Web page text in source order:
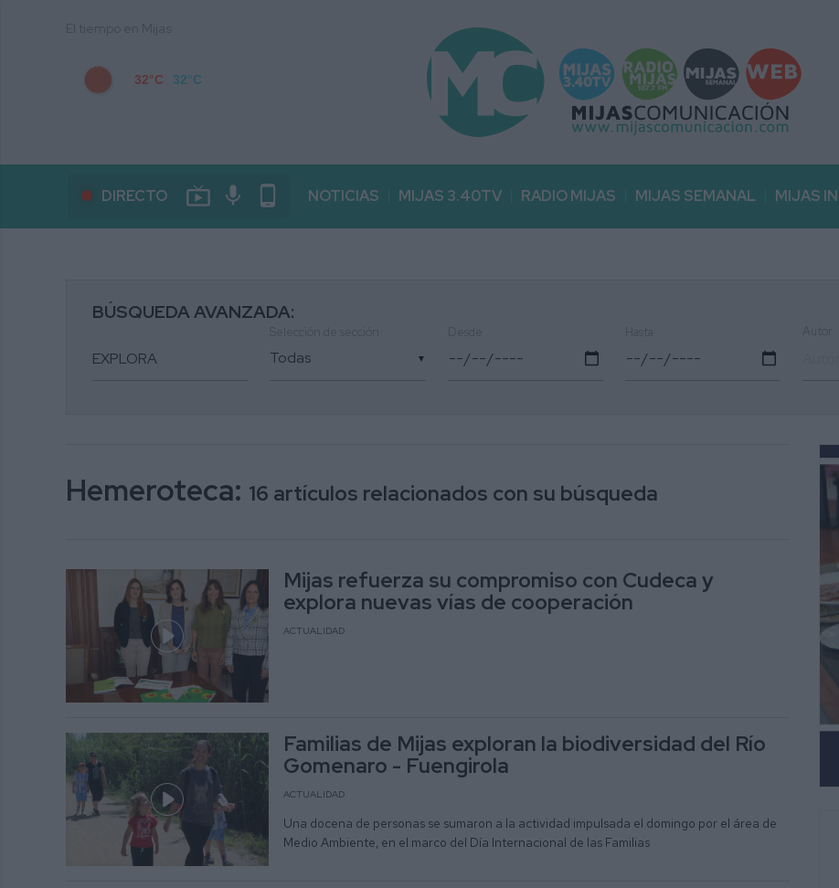
32°C 32°C
DIRECTO live_tv mic phone_android NOTICIAS MIJAS 3.40TV RADIO MIJAS MIJAS SEMANAL MIJAS
BÚSQUEDA AVANZADA:
▼
Hemeroteca: 16 artículos relacionados con su búsqueda
Mijas refuerza su compromiso con Cudeca y
explora nuevas vías de cooperación
ACTUALIDAD
Familias de Mijas exploran la biodiversidad del Río
Gomenaro - Fuengirola
ACTUALIDAD
Una docena de personas se sumaron a la actividad impulsada el domingo por el área de
Medio Ambiente, en el marco del Día Internacional de las Familias